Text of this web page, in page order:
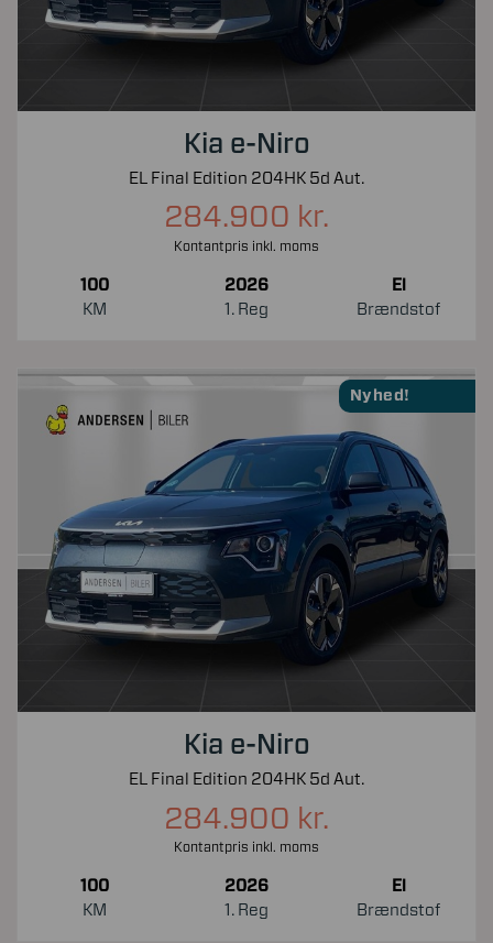
Kia e-Niro
EL Final Edition 204HK 5d Aut.
284.900 kr.
Kontantpris inkl. moms
100
KM
2026
1. Reg
El
Brændstof
Nyhed!
Kia e-Niro
EL Final Edition 204HK 5d Aut.
284.900 kr.
Kontantpris inkl. moms
100
KM
2026
1. Reg
El
Brændstof